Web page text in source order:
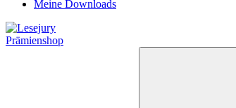
Meine Downloads
Prämienshop